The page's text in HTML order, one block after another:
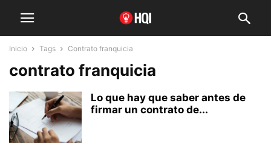
Inicio Tags Contrato franquicia
contrato franquicia
Lo que hay que saber antes de
firmar un contrato de...